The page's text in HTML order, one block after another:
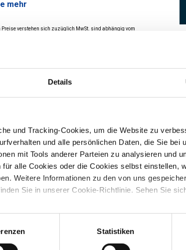
Details
und Tracking-Cookies, um die Website zu
und alle persönlichen Daten, die Sie bei
mit Tools anderer Parteien zu analysieren und
alle Cookies oder die Cookies selbst einstellen,
Weitere Informationen zu den von uns
Sie in unserer Cookie-Richtlinie. Sehen Sie
Statistiken
mehr
Preise verstehen sich zuzüglich MwSt. sind abhängig vom
T-Stücke 1.4404